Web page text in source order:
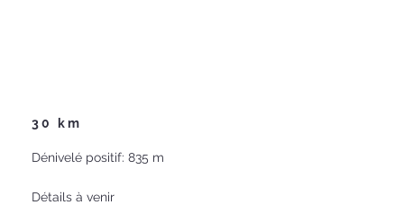
30 km
Dénivelé positif: 835 m
Détails à venir